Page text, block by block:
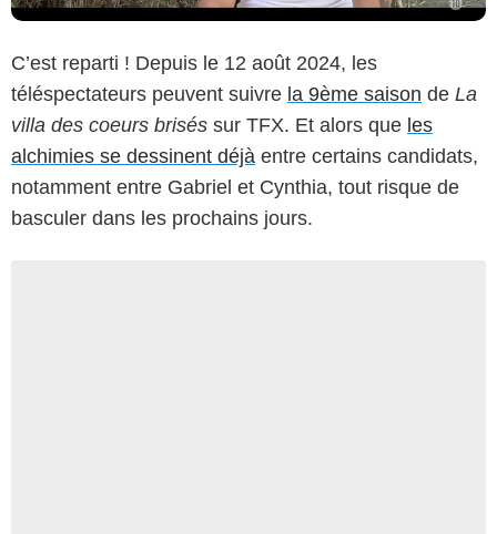
C’est reparti ! Depuis le 12 août 2024, les
téléspectateurs peuvent suivre la 9ème saison de La
villa des coeurs brisés sur TFX. Et alors que les
alchimies se dessinent déjà entre certains candidats,
notamment entre Gabriel et Cynthia, tout risque de
basculer dans les prochains jours.